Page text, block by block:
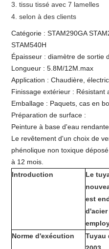
3. tissu tissé avec 7 lamelles
4. selon à des clients
Catégorie : STAM290GA
STAM540H
Épaisseur : diamètre de sortie
Longueur : 5.8M/12M.max
Application : Chaudière,
Finissage extérieur :
Emballage : Paquets, cas en
Préparation de surface :
Peinture à base d'eau
Le revêtement d'un choix de
phénolique non toxique
à 12 mois.
Introduction
Le
est
d'acier
Norme d'exécution
Tuyau